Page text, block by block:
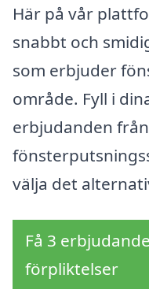
Här på vår
snabbt och
som erbjuder
område. Fyll i
erbjudanden
välja det
Få 3
förpliktelser